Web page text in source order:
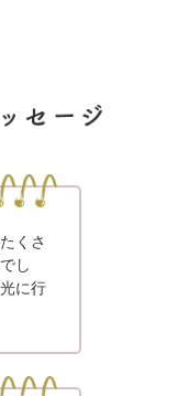
くさ
し
に行